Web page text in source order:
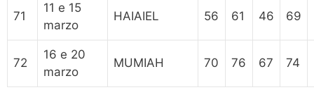
71
11 e 15
marzo
HAIAIEL 56 61 46 69
72
16 e 20
marzo
MUMIAH 70 76 67 74